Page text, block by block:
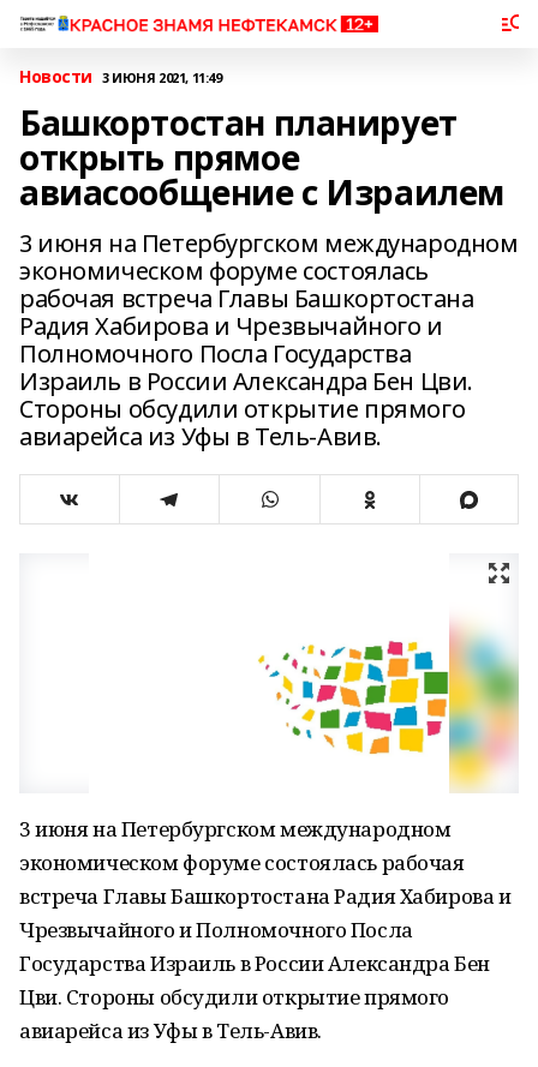
Новости 3 ИЮНЯ 2021, 11:49
Башкортостан планирует
открыть прямое
авиасообщение с Израилем
3 июня на Петербургском международном
экономическом форуме состоялась
рабочая встреча Главы Башкортостана
Радия Хабирова и Чрезвычайного и
Полномочного Посла Государства
Израиль в России Александра Бен Цви.
Стороны обсудили открытие прямого
авиарейса из Уфы в Тель-Авив.
3 июня на Петербургском международном
экономическом форуме состоялась рабочая
встреча Главы Башкортостана Радия Хабирова и
Чрезвычайного и Полномочного Посла
Государства Израиль в России Александра Бен
Цви. Стороны обсудили открытие прямого
авиарейса из Уфы в Тель-Авив.